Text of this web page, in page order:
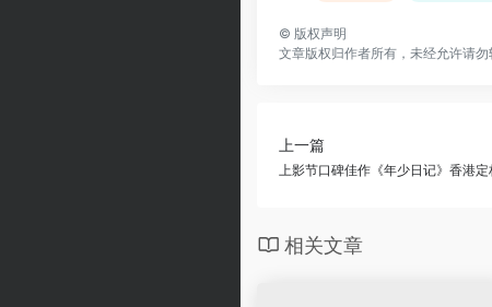
© 版权声明
文章版权归作者所有，未经允许请勿
上一篇
上影节口碑佳作《年少日记》香港定
相关文章